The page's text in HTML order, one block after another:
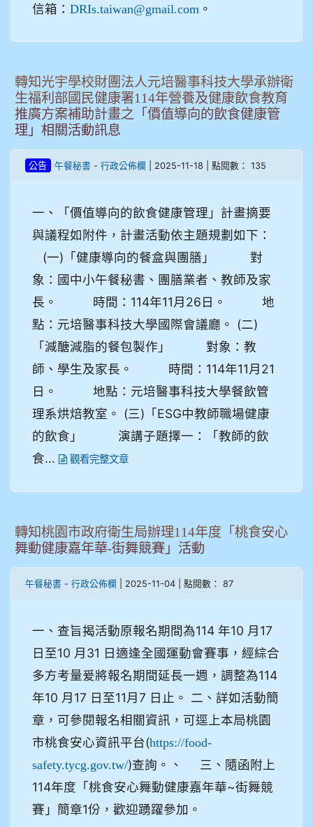
信箱： DRIs.taiwan@gmail.com 。
轉知光宇學校財團法人元培醫事科技大學承辦衛
生福利部國民健康署114年營養及健康飲食教育
推廣方案補助計畫之「價值導向的飲食健康管
理」相關活動訊息
公告 午餐秘書 - 行政公佈欄 | 2025-11-18 | 點閱數： 135
一、「價值導向的飲食健康管理」計畫摘要
與議程如附件，計畫活動依主題規劃如下：
(一)「健康導向的餐盒與團膳」 對
象：國中小午餐秘書、團膳業者、教師及家
長。 時間：114年11月26日。 地
點：元培醫事科技大學國際會議廳。 (二)
「減醣減脂的餐包製作」 對象：教
師、學生及家長。 時間：114年11月21
日。 地點：元培醫事科技大學餐飲管
理系烘焙教室。 (三)「ESG中教師職場健康
的飲食」 演講子題擇一：「教師的飲
食...
觀看完整文章
轉知桃園市政府衛生局辦理114年度「桃食安心
舞動健康嘉年華-街舞競賽」活動
午餐秘書 - 行政公佈欄 | 2025-11-04 | 點閱數： 87
一、查旨揭活動原報名期間為114 年10 月17
日至10 月31 日適逢全國運動會賽事，經綜合
多方考量爰將報名期間延長一週，調整為114
年10 月17 日至11月7 日止。 二、詳如活動簡
章，可參閱報名相關資訊，可逕上本局桃園
市桃食安心資訊平台(https://food-
safety.tycg.gov.tw/)查詢。、 三、隨函附上
114年度「桃食安心舞動健康嘉年華~街舞競
賽」簡章1份，歡迎踴躍參加。